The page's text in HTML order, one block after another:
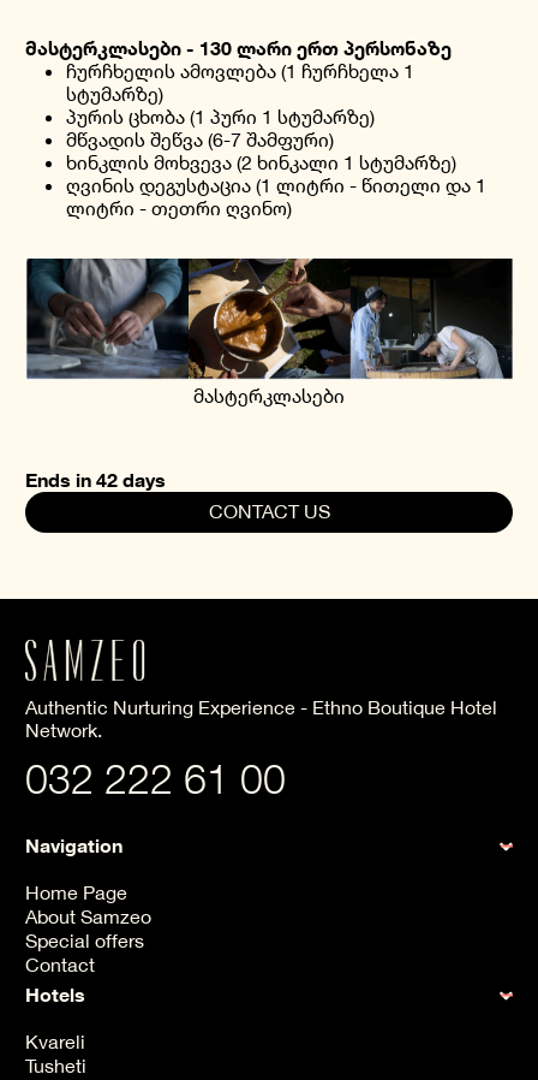
მასტერკლასები - 130 ლარი ერთ პერსონაზე
ჩურჩხელის ამოვლება (1 ჩურჩხელა 1
სტუმარზე)
პურის ცხობა (1 პური 1 სტუმარზე)
მწვადის შეწვა (6-7 შამფური)
ხინკლის მოხვევა (2 ხინკალი 1 სტუმარზე)
ღვინის დეგუსტაცია (1 ლიტრი - წითელი და 1
ლიტრი - თეთრი ღვინო)
მასტერკლასები
CONTACT US
Ends in 42 days
Authentic Nurturing Experience - Ethno Boutique Hotel
Network.
032 222 61 00
Navigation
Home Page
About Samzeo
Special offers
Contact
Hotels
Kvareli
Tusheti